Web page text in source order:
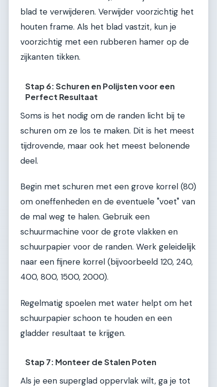
blad te verwijderen. Verwijder voorzichtig het
houten frame. Als het blad vastzit, kun je
voorzichtig met een rubberen hamer op de
zijkanten tikken.
Stap 6: Schuren en Polijsten voor een
Perfect Resultaat
Soms is het nodig om de randen licht bij te
schuren om ze los te maken. Dit is het meest
tijdrovende, maar ook het meest belonende
deel.
Begin met schuren met een grove korrel (80)
om oneffenheden en de eventuele "voet" van
de mal weg te halen. Gebruik een
schuurmachine voor de grote vlakken en
schuurpapier voor de randen. Werk geleidelijk
naar een fijnere korrel (bijvoorbeeld 120, 240,
400, 800, 1500, 2000).
Regelmatig spoelen met water helpt om het
schuurpapier schoon te houden en een
gladder resultaat te krijgen.
Stap 7: Monteer de Stalen Poten
Als je een superglad oppervlak wilt, ga je tot